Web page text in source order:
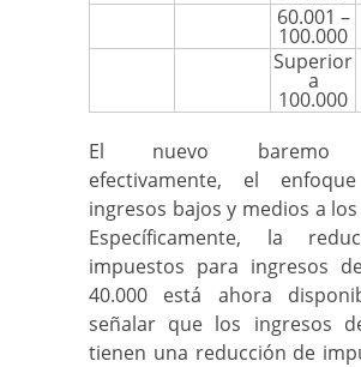
60.001 –
100.000
Superior
a
100.000
El nuevo baremo
efectivamente, el
ingresos bajos y medios a
Específicamente, la
impuestos para ingresos
40.000 está ahora
señalar que los ingresos
tienen una reducción de